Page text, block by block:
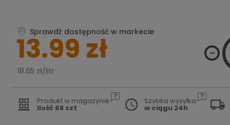
Sprawdź dostępność w markecie
13.99 zł
18.65 zł/litr
Produkt w magazynie
Ilość 68 szt
Szybka wysyłka
w ciągu 24h